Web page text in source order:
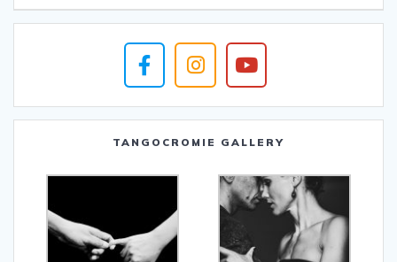
TANGOCROMIE GALLERY